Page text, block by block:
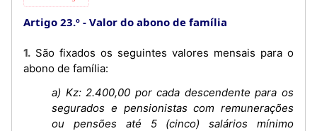
Artigo 23.º Valor do abono de família
1. São fixados os seguintes valores mensais para o
abono de família:
a) Kz: 2.400,00 por cada descendente para os
segurados e pensionistas com remunerações
ou pensões até 5 (cinco) salários mínimo